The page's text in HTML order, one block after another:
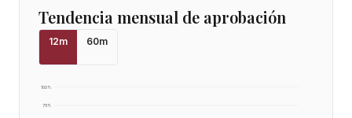
Tendencia mensual de aprobación
12m 60m
75%
100%